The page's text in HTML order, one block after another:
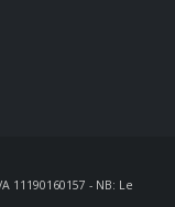
11190160157 - NB: Le